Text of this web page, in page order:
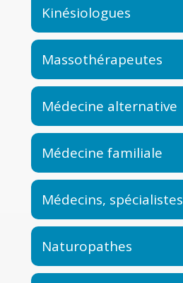
Kinésiologues
Massothérapeutes
Médecine alternative
Médecine familiale
Médecins, spécialistes
Naturopathes